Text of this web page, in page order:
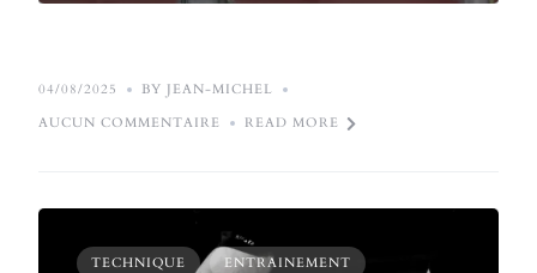
04/08/2025
BY JEAN-MICHEL
AUCUN COMMENTAIRE
READ MORE
TECHNIQUE ENTRAINEMENT